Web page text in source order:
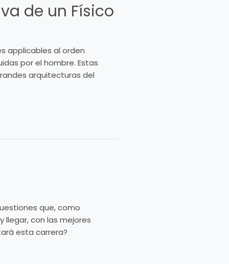
de un Físico
applicables al orden
por el hombre. Estas
arquitecturas del
que, como
con las mejores
esta carrera?